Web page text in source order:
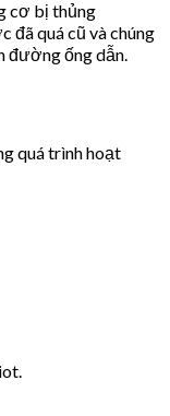
cơ bị thủng
đã quá cũ và chúng
đường ống dẫn.
quá trình hoạt